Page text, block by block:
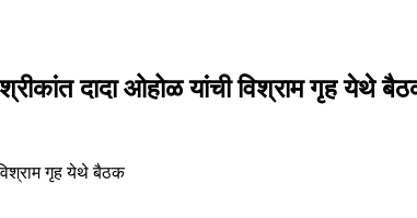
दादा ओहोळ यांची विश्राम गृह येथे
गृह येथे बैठक